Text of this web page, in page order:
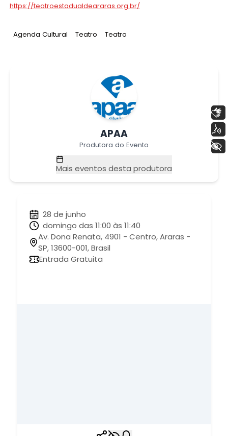
https://teatroestadualdeararas.org.br/
Tag:
Agenda Cultural Tag:
Teatro Tag:
Teatro
APAA
Produtora do Evento
Mais eventos desta produtora
28 de junho
domingo das 11:00 às 11:40
Av. Dona Renata, 4901 - Centro, Araras -
SP, 13600-001, Brasil
Entrada Gratuita
+ Acessibilidade